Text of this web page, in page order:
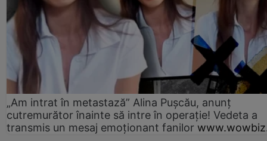
„Am intrat în metastază” Alina Pușcău, anunț
cutremurător înainte să intre în operație! Vedeta a
transmis un mesaj emoționant fanilor